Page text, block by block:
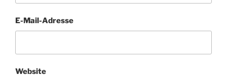
E-Mail-Adresse
Website